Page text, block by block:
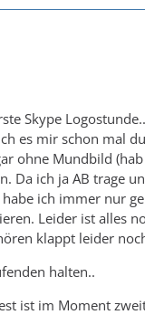
Skype
es mir schon mal
ohne Mundbild
Da ich ja AB trage
ich immer nur
Leider ist alles
klappt leider
halten..
ist im Moment